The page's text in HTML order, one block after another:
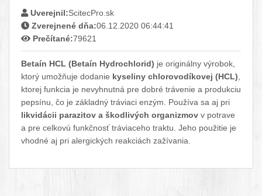
Uverejnil:ScitecPro.sk
Zverejnené dňa:06.12.2020 06:44:41
Prečítané:79621
Betaín HCL (Betaín Hydrochlorid) je originálny výrobok,
ktorý umožňuje dodanie kyseliny chlorovodíkovej (HCL)
ktorej funkcia je nevyhnutná pre dobré trávenie a produkciu
pepsínu, čo je základný tráviaci enzým. Používa sa aj pri
likvidácii parazitov a škodlivých organizmov v potrave
a pre celkovú funkčnosť tráviaceho traktu. Jeho použitie je
vhodné aj pri alergických reakciách zažívania.